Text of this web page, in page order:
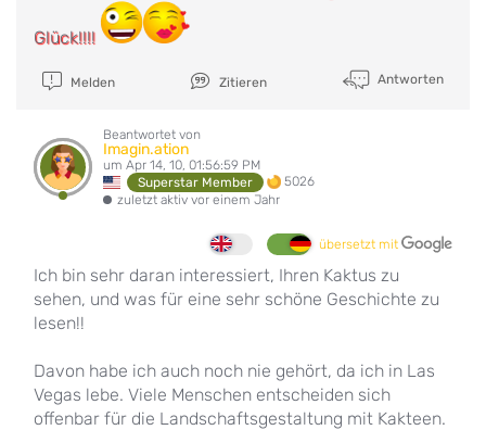
Glück!!!!
Melden Zitieren Antworten
Beantwortet von
Imagin.ation
um Apr 14, 10, 01:56:59 PM
Superstar Member
5026
zuletzt aktiv vor einem Jahr
übersetzt mit
Ich bin sehr daran interessiert, Ihren Kaktus zu
sehen, und was für eine sehr schöne Geschichte zu
lesen!!
Davon habe ich auch noch nie gehört, da ich in Las
Vegas lebe. Viele Menschen entscheiden sich
offenbar für die Landschaftsgestaltung mit Kakteen.